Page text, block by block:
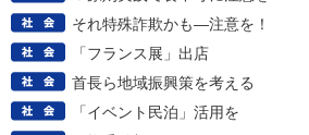
それ特殊詐欺かも―注意を！
「フランス展」出店
首長ら地域振興策を考える
「イベント民泊」活用を